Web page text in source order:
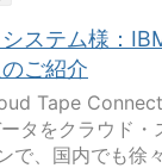
ステム様：
ご紹介
Tape
タをクラウド・
で、国内でも徐